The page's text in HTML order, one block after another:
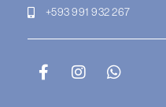
+593 991 932 267